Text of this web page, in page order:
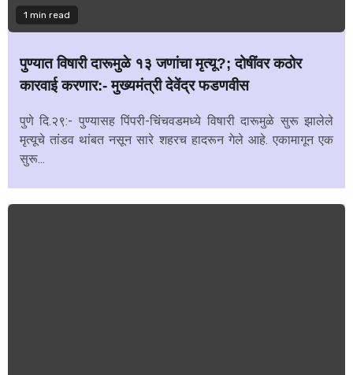
1 min read
पुण्यात विषारी दारूमुळे १३ जणांचा मृत्यू?; दोषींवर कठोर
कारवाई करणार:- मुख्यमंत्री देवेंद्र फडणवीस
पुणे दि.२९:- पुण्यासह पिंपरी-चिंचवडमध्ये विषारी दारूमुळे सुरू झालेले
मृत्यूचे तांडव थांबत नसून सारे शहरच हादरून गेले आहे. एकामागून एक
सुरू...